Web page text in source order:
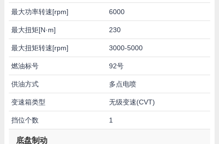
最大功率转速[rpm] 6000
最大扭矩[N·m] 230
最大扭矩转速[rpm] 3000-5000
燃油标号 92号
供油方式 多点电喷
变速箱类型 无级变速(CVT)
挡位个数 1
底盘制动